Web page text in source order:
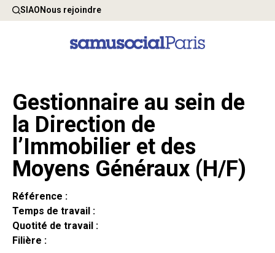
SIAONous rejoindre
Gestionnaire au sein de
la Direction de
l’Immobilier et des
Moyens Généraux (H/F)
Référence :
Temps de travail :
Quotité de travail :
Filière :